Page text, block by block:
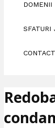
DOMENII
SFATURI
CONTACT